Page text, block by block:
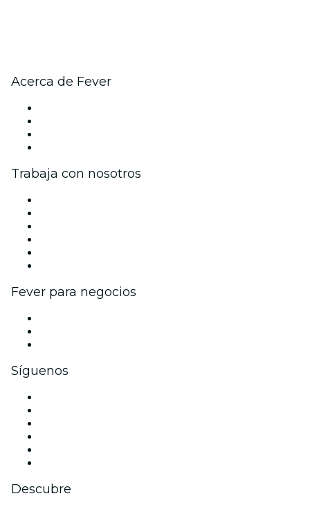
Acerca de Fever
Trabaja con nosotros
Fever para negocios
Síguenos
Descubre